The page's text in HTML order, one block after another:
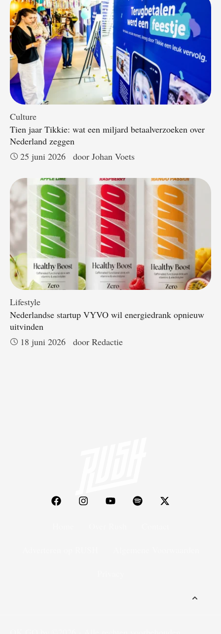
Culture
Tien jaar Tikkie: wat een miljard betaalverzoeken over
Nederland zeggen
25 juni 2026
door Johan Voets
Lifestyle
Nederlandse startup VYVO wil energiedrank opnieuw
uitvinden
18 juni 2026
door Redactie